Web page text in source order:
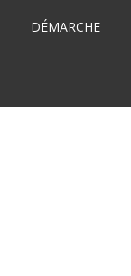
DÉMARCHE